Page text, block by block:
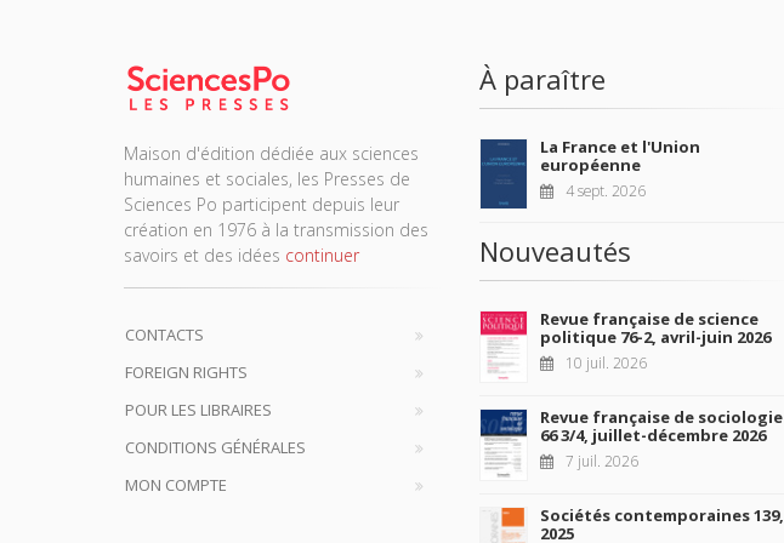
Maison d'édition dédiée aux sciences
humaines et sociales, les Presses de
Sciences Po participent depuis leur
création en 1976 à la transmission des
savoirs et des idées continuer
CONTACTS
FOREIGN RIGHTS
POUR LES LIBRAIRES
CONDITIONS GÉNÉRALES
MON COMPTE
À paraître
La France et l'Union
européenne
4 sept. 2026
Nouveautés
Revue française de science
politique 76-2, avril-juin 2026
10 juil. 2026
Revue française de sociologie
66 3/4, juillet-décembre 2026
7 juil. 2026
Sociétés contemporaines 139,
2025